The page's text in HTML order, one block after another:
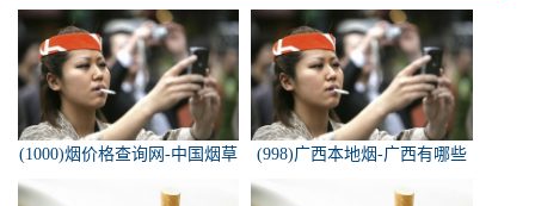
(1000)烟价格查询网-中国烟草
(998)广西本地烟-广西有哪些